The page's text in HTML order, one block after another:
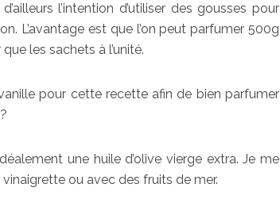
l’intention d’utiliser des gousses pour
L’avantage est que l’on peut parfumer 500g
les sachets à l’unité.
pour cette recette afin de bien parfumer
une huile d’olive vierge extra. Je me
ou avec des fruits de mer.